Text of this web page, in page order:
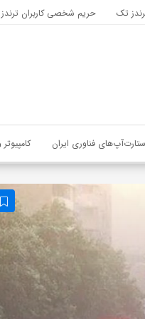
تک حریم شخصی کاربران
فناوری ایران